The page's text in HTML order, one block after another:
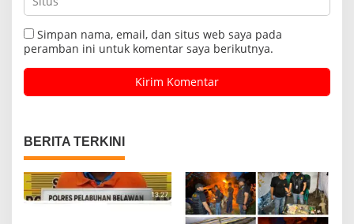
Simpan nama, email, dan situs web saya pada
peramban ini untuk komentar saya berikutnya.
BERITA TERKINI